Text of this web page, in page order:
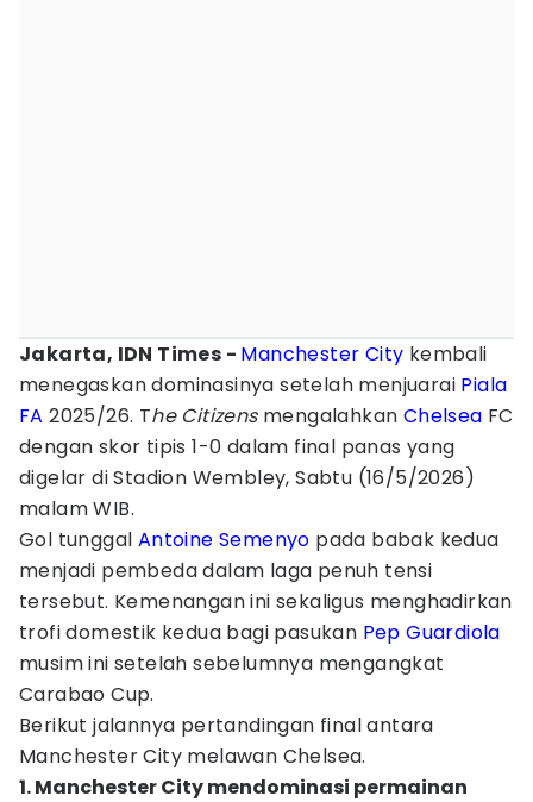
Jakarta, IDN Times - Manchester City kembali
menegaskan dominasinya setelah menjuarai Piala
FA 2025/26. The Citizensmengalahkan Chelsea FC
dengan skor tipis 1-0 dalam final panas yang
digelar di Stadion Wembley, Sabtu (16/5/2026)
malam WIB.
Gol tunggal Antoine Semenyo pada babak kedua
menjadi pembeda dalam laga penuh tensi
tersebut. Kemenangan ini sekaligus menghadirkan
trofi domestik kedua bagi pasukan Pep Guardiola
musim ini setelah sebelumnya mengangkat
Carabao Cup.
Berikut jalannya pertandingan final antara
Manchester City melawan Chelsea.
1. Manchester City mendominasi permainan